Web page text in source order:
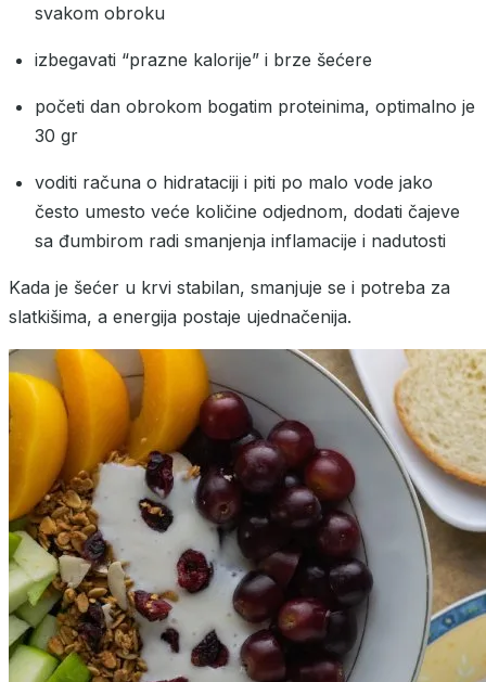
svakom obroku
izbegavati “prazne kalorije” i brze šećere
početi dan obrokom bogatim proteinima, optimalno je
30 gr
voditi računa o hidrataciji i piti po malo vode jako
često umesto veće količine odjednom, dodati čajeve
sa đumbirom radi smanjenja inflamacije i nadutosti
Kada je šećer u krvi stabilan, smanjuje se i potreba za
slatkišima, a energija postaje ujednačenija.